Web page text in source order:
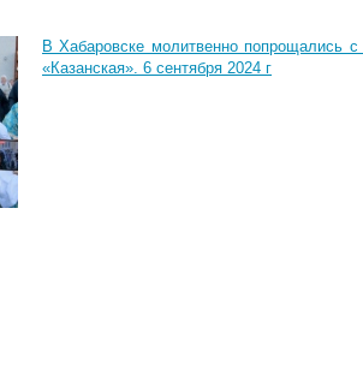
В Хабаровске молитвенно попрощались
«Казанская». 6 сентября 2024 г